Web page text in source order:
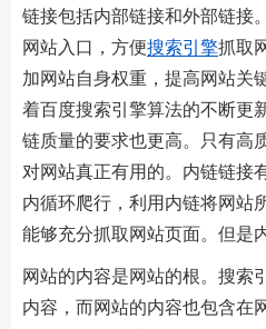
链接包括内部链接和外部链接
网站入口，方便搜索引擎抓取
加网站自身权重，提高网站关
着百度搜索引擎算法的不断更
链质量的要求也更高。只有高
对网站真正有用的。内链链接
内循环爬行，利用内链将网站
能够充分抓取网站页面。但是
网站的内容是网站的根。搜索
内容，而网站的内容也包含在